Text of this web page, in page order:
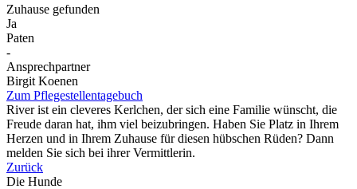
Zuhause gefunden
Ja
Paten
-
Ansprechpartner
Birgit Koenen
Zum Pflegestellentagebuch
River ist ein cleveres Kerlchen, der sich eine Familie wünscht, die
Freude daran hat, ihm viel beizubringen. Haben Sie Platz in Ihrem
Herzen und in Ihrem Zuhause für diesen hübschen Rüden? Dann
melden Sie sich bei ihrer Vermittlerin.
Zurück
Die Hunde